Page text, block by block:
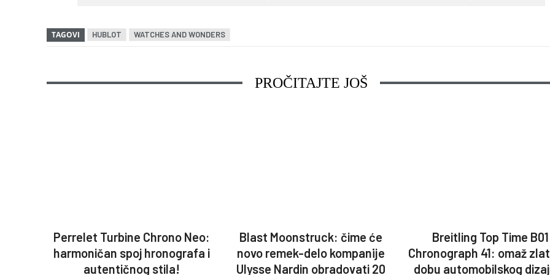
TAGOVI HUBLOT WATCHES AND WONDERS
PROČITAJTE JOŠ
Perrelet Turbine Chrono Neo:
harmoničan spoj hronografa i
autentičnog stila!
Blast Moonstruck: čime će
novo remek-delo kompanije
Ulysse Nardin obradovati 20
Breitling Top Time B01
Chronograph 41: omaž
dobu automobilskog